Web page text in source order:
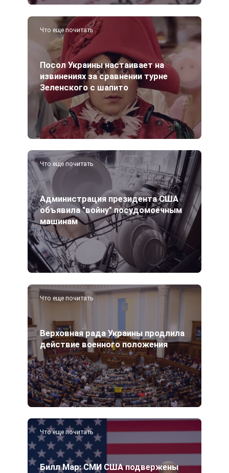
Что еще почитать
Посол Украины настаивает на
извинениях за сравнении турне
Зеленского с шапито
Что еще почитать
Администрация президента США
объявила "войну" посудомоечным
машинам
Что еще почитать
Верховная рада Украины продлила
действие военного положения
Что еще почитать
Билл Мар: СМИ США подвержены